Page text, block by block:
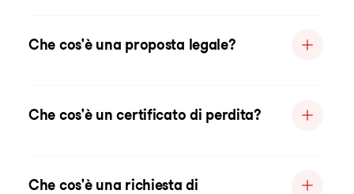
Che cos'è una proposta legale?
Che cos'è un certificato di perdita?
Che cos'è una richiesta di